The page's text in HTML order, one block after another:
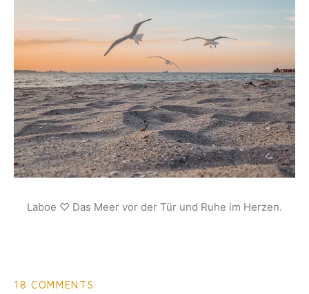
Laboe ♡ Das Meer vor der Tür und Ruhe im Herzen.
18 COMMENTS